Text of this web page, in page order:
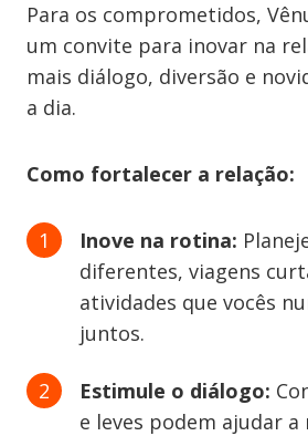
Para os comprometidos,
um convite para inovar na
mais diálogo, diversão e
a dia.
Como fortalecer a relação:
Inove na rotina:
diferentes, viagens
atividades que vocês
juntos.
Estimule o diálogo:
e leves podem ajudar a